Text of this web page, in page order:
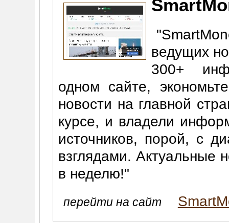
ведущих
300+
одном сайте,
новости на главной
курсе, и владели
источников, порой, с
взглядами. Актуальные
в неделю!"
перейти на сайт